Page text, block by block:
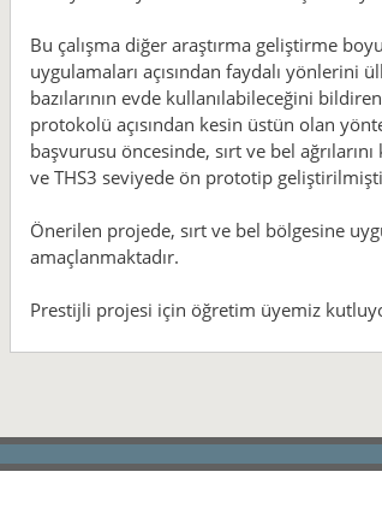
Bu çalışma diğer araştırma geliştirme
uygulamaları açısından faydalı yönlerini
bazılarının evde kullanılabileceğini
protokolü açısından kesin üstün olan
başvurusu öncesinde, sırt ve bel
ve THS3 seviyede ön prototip
Önerilen projede, sırt ve bel bölgesine
amaçlanmaktadır.
Prestijli projesi için öğretim üyemiz